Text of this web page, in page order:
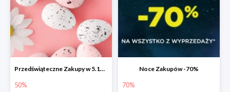
Przedświąteczne Zakupy w 5.10.15 do -50%
50%
Noce Zakupów -70%
70%